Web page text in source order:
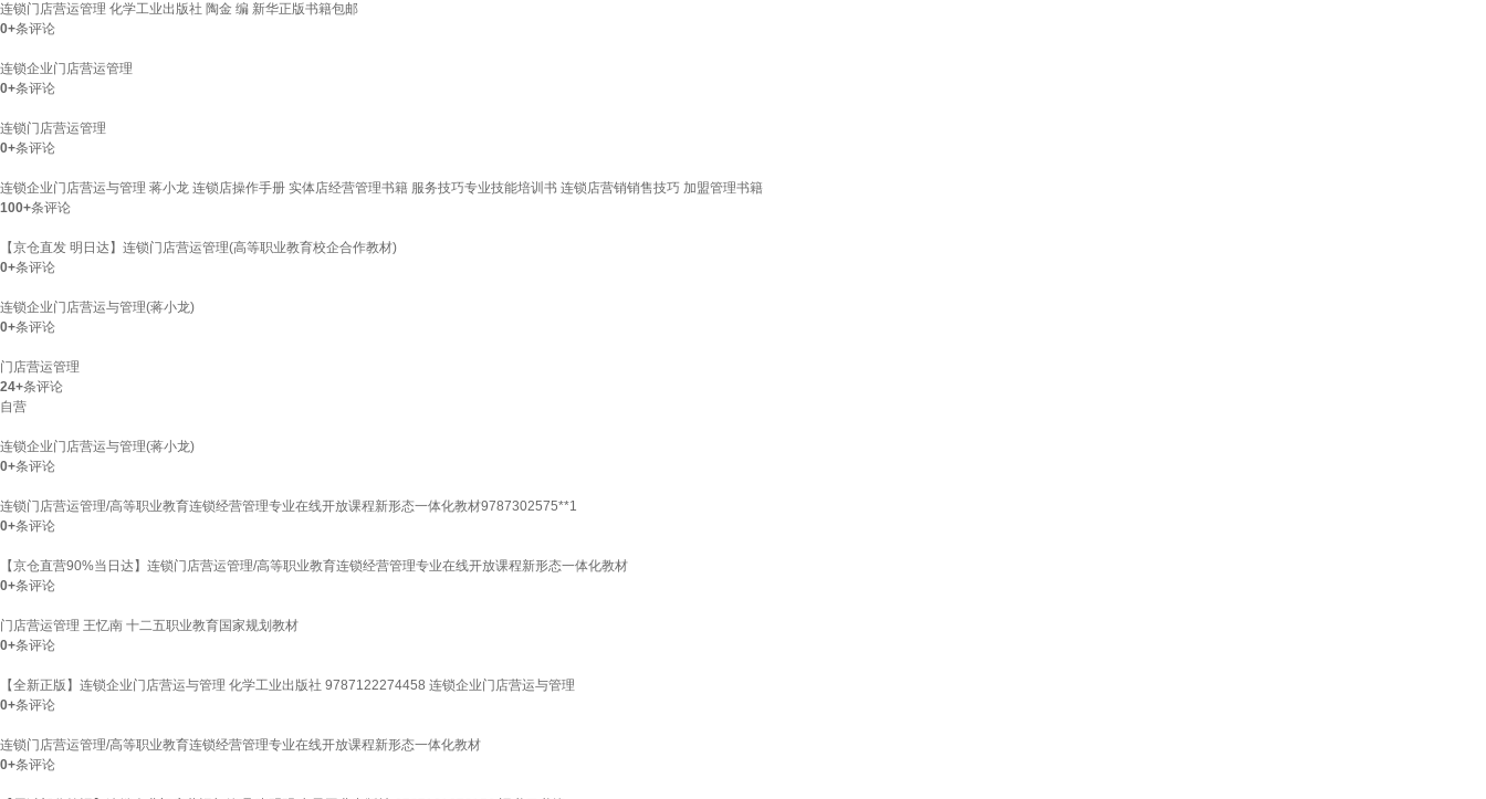
连锁门店营运管理 化学工业出版社 陶金 编 新华正版书籍包邮
0+条评论
连锁企业门店营运管理
0+条评论
连锁门店营运管理
0+条评论
连锁企业门店营运与管理 蒋小龙 连锁店操作手册 实体店经营管理书籍 服务技巧专业技能培训书 连锁店营销销售技巧 加盟管理书籍
100+条评论
【京仓直发 明日达】连锁门店营运管理(高等职业教育校企合作教材)
0+条评论
连锁企业门店营运与管理(蒋小龙)
0+条评论
门店营运管理
24+条评论
自营
连锁企业门店营运与管理(蒋小龙)
0+条评论
连锁门店营运管理/高等职业教育连锁经营管理专业在线开放课程新形态一体化教材9787302575**1
0+条评论
【京仓直营90%当日达】连锁门店营运管理/高等职业教育连锁经营管理专业在线开放课程新形态一体化教材
0+条评论
门店营运管理 王忆南 十二五职业教育国家规划教材
0+条评论
【全新正版】连锁企业门店营运与管理 化学工业出版社 9787122274458 连锁企业门店营运与管理
0+条评论
连锁门店营运管理/高等职业教育连锁经营管理专业在线开放课程新形态一体化教材
0+条评论